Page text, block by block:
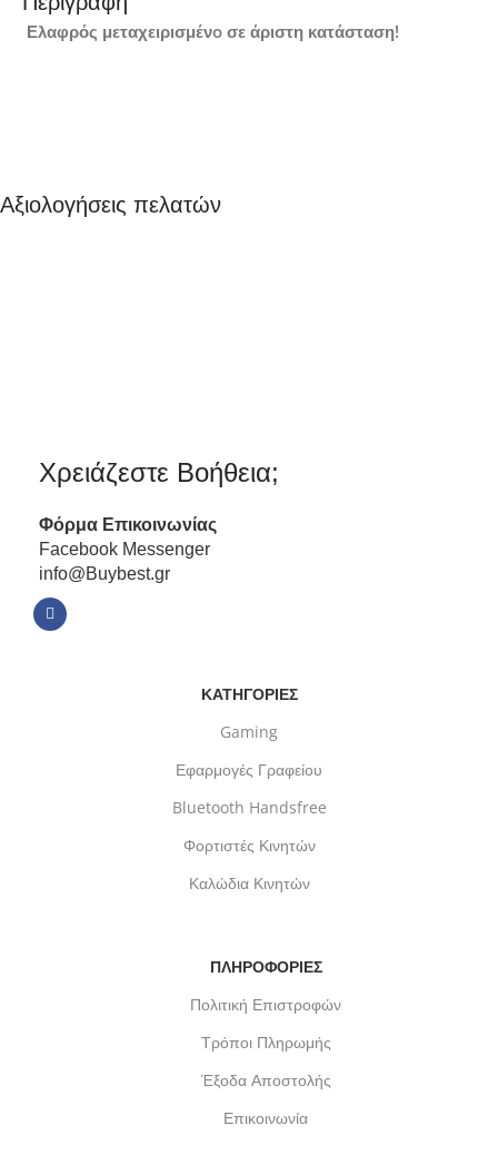
Ελαφρός μεταχειρισμένo σε άριστη κατάσταση!
Αξιολογήσεις πελατών
Χρειάζεστε Βοήθεια;
Φόρμα Επικοινωνίας
Facebook Messenger
info@Buybest.gr
ΚΑΤΗΓΟΡΙΕΣ
Gaming
Εφαρμογές Γραφείου
Bluetooth Handsfree
Φορτιστές Κινητών
Καλώδια Κινητών
ΠΛΗΡΟΦΟΡΙΕΣ
Πολιτική Επιστροφών
Τρόποι Πληρωμής
Έξοδα Αποστολής
Επικοινωνία